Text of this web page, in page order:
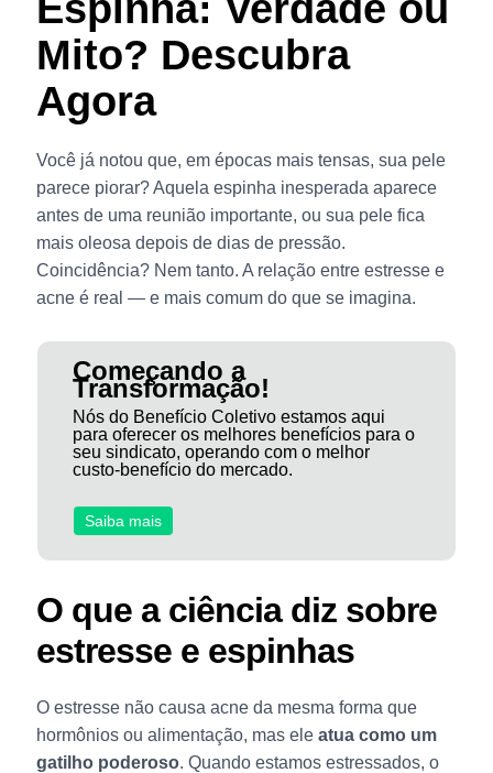
Espinha: Verdade ou
Mito? Descubra
Agora
Você já notou que, em épocas mais tensas, sua pele
parece piorar? Aquela espinha inesperada aparece
antes de uma reunião importante, ou sua pele fica
mais oleosa depois de dias de pressão.
Coincidência? Nem tanto. A relação entre estresse e
acne é real — e mais comum do que se imagina.
Começando a
Transformação!
Nós do Benefício Coletivo estamos aqui
para oferecer os melhores benefícios para o
seu sindicato, operando com o melhor
custo-benefício do mercado.
Saiba mais
O que a ciência diz sobre
estresse e espinhas
O estresse não causa acne da mesma forma que
hormônios ou alimentação, mas ele atua como um
gatilho poderoso. Quando estamos estressados, o